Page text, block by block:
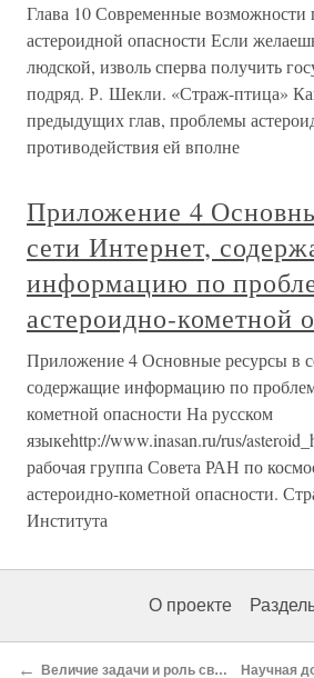
Глава 10 Современные возможности
астероидной опасности Если
людской, изволь сперва получить
подряд. Р. Шекли. «Страж-птица»
предыдущих глав, проблемы
противодействия ей вполне
Приложение 4
сети Интернет,
информацию по
астероидно-кометной
Приложение 4 Основные ресурсы в
содержащие информацию по
кометной опасности На русском
языкеhttp://www.inasan.ru/rus/
рабочая группа Совета РАН по
астероидно-кометной опасности.
Института
О проекте
← Величие задачи и роль света в ее решении